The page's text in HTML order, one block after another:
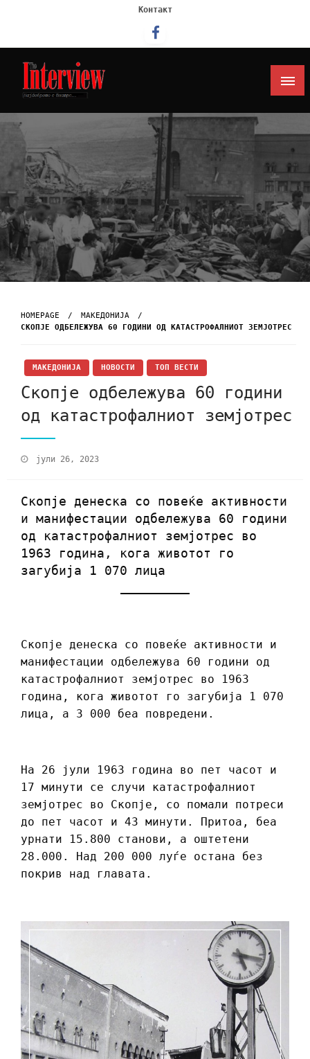
Контакт
Интервју
HOMEPAGE
МАКЕДОНИЈА
СКОПЈЕ ОДБЕЛЕЖУВА 60 ГОДИНИ ОД КАТАСТРОФАЛНИОТ ЗЕМЈОТРЕС
МАКЕДОНИЈА НОВОСТИ ТОП ВЕСТИ
Скопје одбележува 60 години
од катастрофалниот земјотрес
јули 26, 2023
Скопје денеска со повеќе активности
и манифестации одбележува 60 години
од катастрофалниот земјотрес во
1963 година, кога животот го
загубија 1 070 лица
Скопје денеска со повеќе активности и
манифестации одбележува 60 години од
катастрофалниот земјотрес во 1963
година, кога животот го загубија 1 070
лица, а 3 000 беа повредени.
На 26 јули 1963 година во пет часот и
17 минути се случи катастрофалниот
земјотрес во Скопје, со помали потреси
до пет часот и 43 минути. Притоа, беа
урнати 15.800 станови, а оштетени
28.000. Над 200 000 луѓе остана без
покрив над главата.